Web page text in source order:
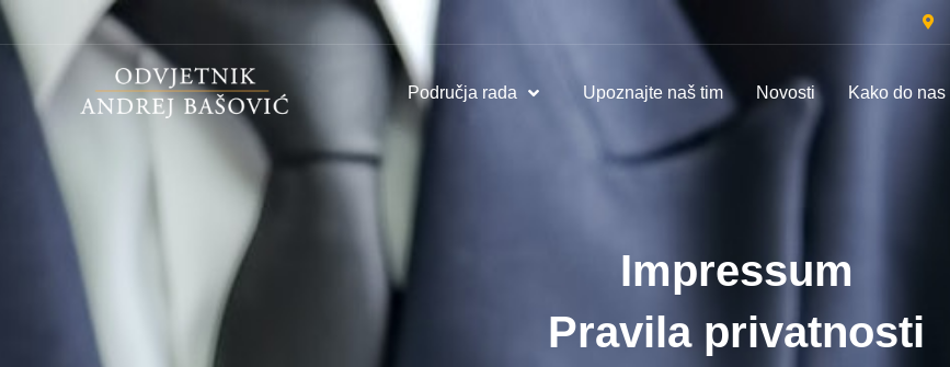
Područja rada Upoznajte naš tim Novosti Kako do nas
Impressum
Pravila privatnosti